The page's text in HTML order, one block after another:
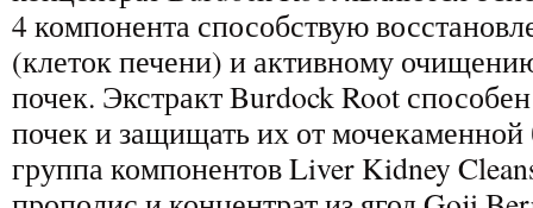
4 компонента способствую
(клеток печени) и активному
почек. Экстракт Burdock Root
почек и защищать их от мочекаменной
группа компонентов Liver Kidney